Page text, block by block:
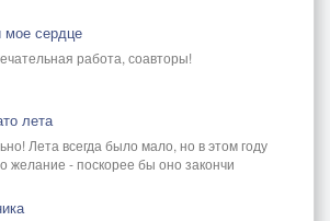
мое сердце
работа, соавторы!
лета
Лета всегда было мало, но в этом году
желание - поскорее бы оно закончи